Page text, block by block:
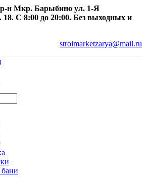
н Мкр. Барыбино ул. 1-Я
18. С 8:00 до 20:00. Без выходных и
stroimarketzarya@mail.ru